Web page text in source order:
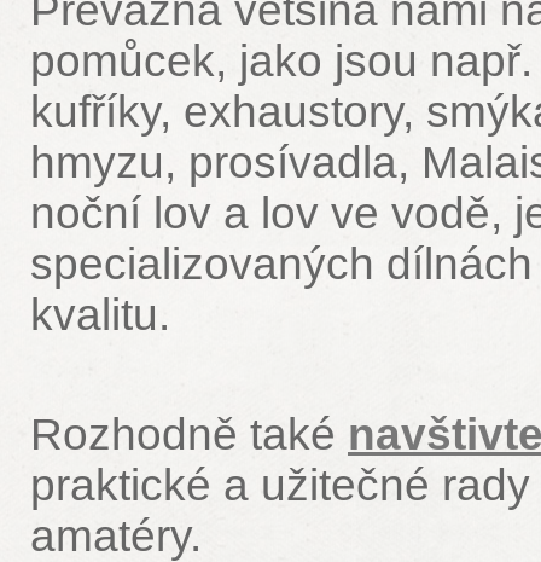
pomůcek, jako jsou
kufříky, exhaustory,
hmyzu, prosívadla,
noční lov a lov ve vodě,
specializovaných
kvalitu.
Rozhodně také
praktické a užitečné
amatéry.